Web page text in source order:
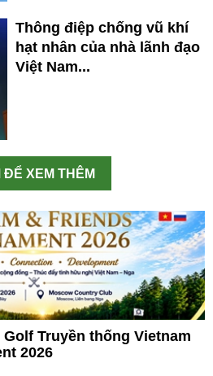
Thông điệp chống vũ khí
hạt nhân của nhà lãnh đạo
Việt Nam...
ĐỂ XEM THÊM
Truyền thống Vietnam
2026